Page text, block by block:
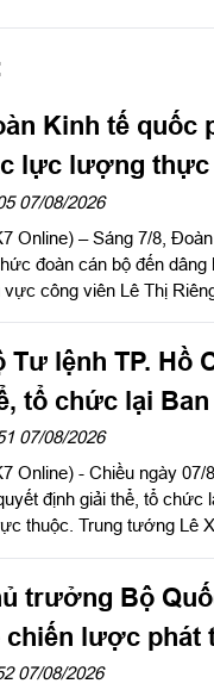
Kinh tế quốc
lực lượng thực
cốt liệt sĩ
07/08/2026
Online) – Sáng 7/8,
đoàn cán bộ đến
vực công viên Lê Thị
Tư lệnh TP. Hồ
tổ chức lại Ban
thuộc
07/08/2026
Online) - Chiều ngày
định giải thể, tổ chức
thuộc. Trung tướng Lê
nghị. Thiếu tướng Vũ Văn
TP. Hồ Chí Minh chủ
trưởng Bộ
chiến lược phát
cơ cấu lại
07/08/2026